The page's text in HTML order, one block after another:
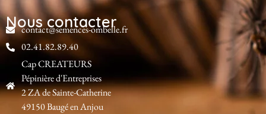
Nous contacter
contact@semences-ombelle.fr
02.41.82.89.40
Cap CREATEURS
Pépinière d'Entreprises
2 ZA de Sainte-Catherine
49150 Baugé en Anjou